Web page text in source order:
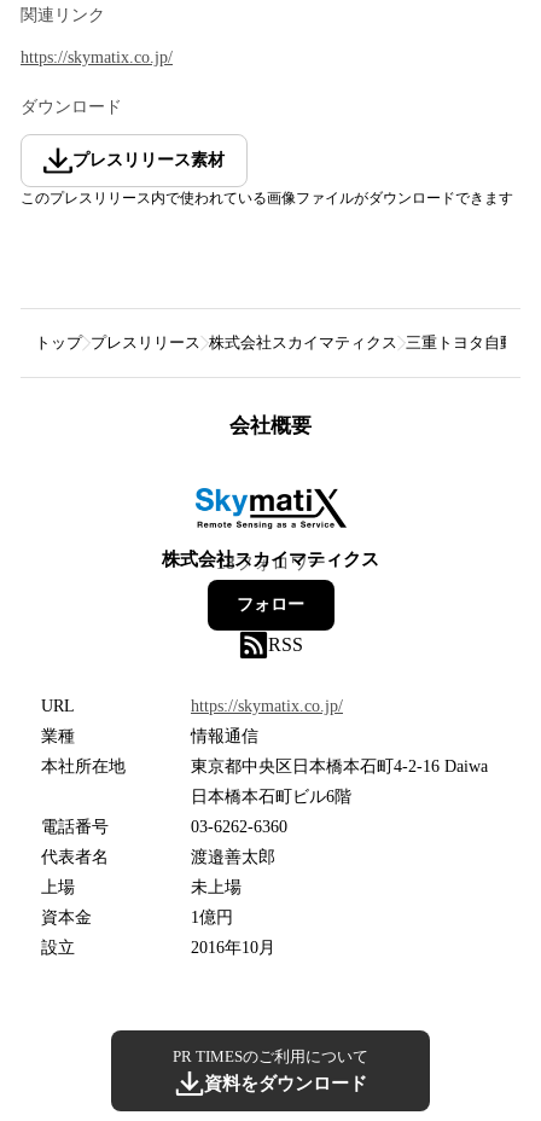
関連リンク
https://skymatix.co.jp/
ダウンロード
プレスリリース素材
このプレスリリース内で使われている画像ファイルがダウンロードできます
トップ プレスリリース 株式会社スカイマティクス 三重トヨタ自動車
会社概要
株式会社スカイマティクス
18フォロワー
フォロー
RSS
URL
https://skymatix.co.jp/
業種
情報通信
本社所在地
東京都中央区日本橋本石町4-2-16 Daiwa
日本橋本石町ビル6階
電話番号
03-6262-6360
代表者名
渡邉善太郎
上場
未上場
資本金
1億円
設立
2016年10月
PR TIMESのご利用について
資料をダウンロード